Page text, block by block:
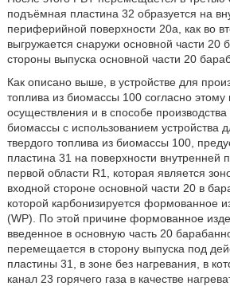
подъёмная пластина 32 образуется на
периферийной поверхности 20a, как во
выгружается снаружи основной части 20
стороны выпуска основной части 20
Как описано выше, в устройстве для
топлива из биомассы 100 согласно этому
осуществления и в способе производства
биомассы с использованием устройства
твердого топлива из биомассы 100,
пластина 31 на поверхности внутренней
первой области R1, которая является
входной стороне основной части 20 в
которой карбонизируется формованное
(WP). По этой причине формованное
введенное в основную часть 20
перемещается в сторону выпуска под
пластины 31, в зоне без нагревания, в
канал 23 горячего газа в качестве